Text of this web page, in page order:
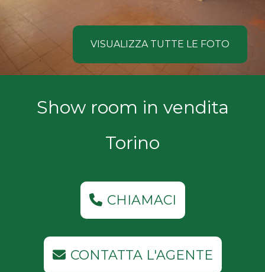
VISUALIZZA TUTTE LE FOTO
Show room in vendita
Torino
CHIAMACI
CONTATTA L'AGENTE
CERCANO
NOSTRI
Tipologia
Industriali